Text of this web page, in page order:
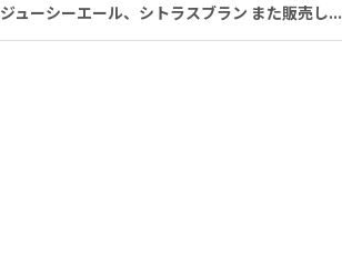
ジューシーエール、シトラスブラン また販売し...